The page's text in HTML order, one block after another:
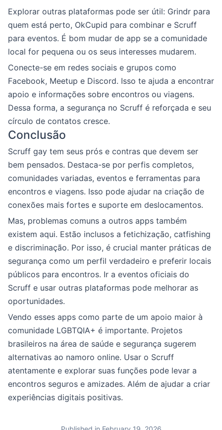
Explorar outras plataformas pode ser útil: Grindr para
quem está perto, OkCupid para combinar e Scruff
para eventos. É bom mudar de app se a comunidade
local for pequena ou os seus interesses mudarem.
Conecte-se em redes sociais e grupos como
Facebook, Meetup e Discord. Isso te ajuda a encontrar
apoio e informações sobre encontros ou viagens.
Dessa forma, a segurança no Scruff é reforçada e seu
círculo de contatos cresce.
Conclusão
Scruff gay tem seus prós e contras que devem ser
bem pensados. Destaca-se por perfis completos,
comunidades variadas, eventos e ferramentas para
encontros e viagens. Isso pode ajudar na criação de
conexões mais fortes e suporte em deslocamentos.
Mas, problemas comuns a outros apps também
existem aqui. Estão inclusos a fetichização, catfishing
e discriminação. Por isso, é crucial manter práticas de
segurança como um perfil verdadeiro e preferir locais
públicos para encontros. Ir a eventos oficiais do
Scruff e usar outras plataformas pode melhorar as
oportunidades.
Vendo esses apps como parte de um apoio maior à
comunidade LGBTQIA+ é importante. Projetos
brasileiros na área de saúde e segurança sugerem
alternativas ao namoro online. Usar o Scruff
atentamente e explorar suas funções pode levar a
encontros seguros e amizades. Além de ajudar a criar
experiências digitais positivas.